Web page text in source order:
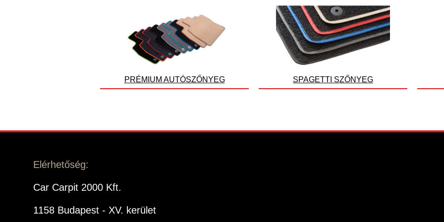
PRÉMIUM AUTÓSZŐNYEG SPAGETTI SZŐNYEG
Elérhetőség:
Car Carpit 2000 Kft.
1158 Budapest - XV. kerület